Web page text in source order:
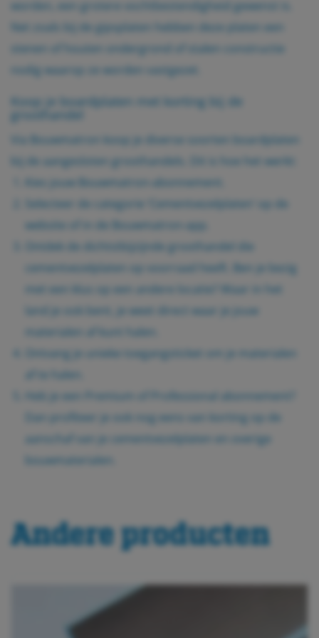
worden, een grotere vochtbestendigheid gewenst is.
Net zoals bij de gipsplaten
hebben deze platen een
stenen of houten ondergrond of stalen constructie
nodig waarop ze worden vastgezet.
Koop je boardplaten met korting bij de
groothandel
Via Bouwmatron koop je diverse soorten boardplaten
bij de aangesloten groothandels. Dit is hoe het werkt:
Kies jouw
Bouwmatron-abonnement
Selecteer de categorie ‘Cementvezelplaten’ op de
website of in de Bouwmatron-app.
Ontdek de dichtstbijzijnde groothandel die
cementvezelplaten op voorraad heeft. Ben je bezig
met een klus op een andere locatie? Waar in het
land je ook bent, je weet direct waar je jouw
materialen af kunt halen.
Ontvang je unieke toegangsticket om je materialen
af te halen.
Heb je een Premium of Professional abonnement?
Dan profiteer je ook nog eens van korting op de
aanschaf van je cementvezelplaten en overige
bouwmaterialen.
Andere producten